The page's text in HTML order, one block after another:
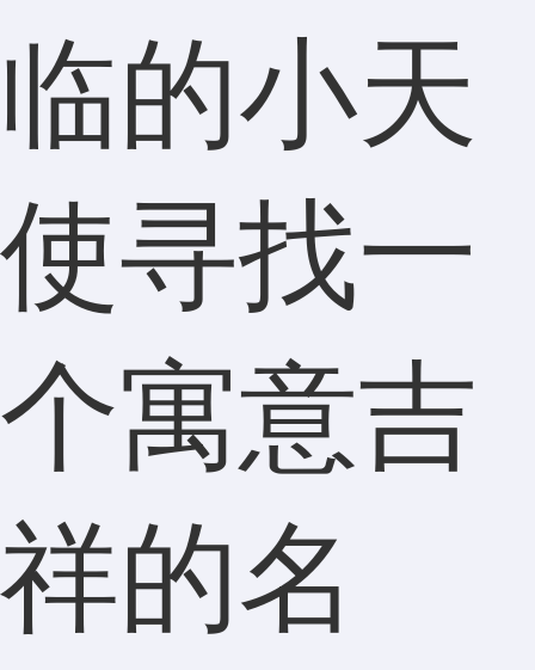
临的小天
使寻找一
个寓意吉
祥的名